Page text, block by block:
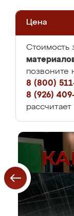
Цена
Стоимость
позвоните
8 (800)
8 (926)
рассчитает